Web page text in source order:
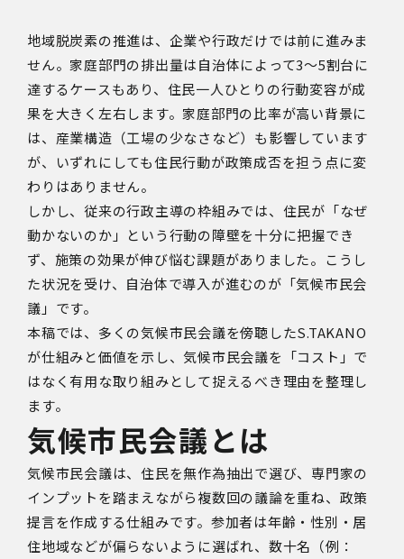
地域脱炭素の推進は、企業や行政だけでは前に進みま
せん。家庭部門の排出量は自治体によって3〜5割台に
達するケースもあり、住民一人ひとりの行動変容が成
果を大きく左右します。家庭部門の比率が高い背景に
は、産業構造（工場の少なさなど）も影響しています
が、いずれにしても住民行動が政策成否を担う点に変
わりはありません。
しかし、従来の行政主導の枠組みでは、住民が「なぜ
動かないのか」という行動の障壁を十分に把握でき
ず、施策の効果が伸び悩む課題がありました。こうし
た状況を受け、自治体で導入が進むのが「気候市民会
議」です。
本稿では、多くの気候市民会議を傍聴したS.TAKANO
が仕組みと価値を示し、気候市民会議を「コスト」で
はなく有用な取り組みとして捉えるべき理由を整理し
ます。
気候市民会議とは
気候市民会議は、住民を無作為抽出で選び、専門家の
インプットを踏まえながら複数回の議論を重ね、政策
提言を作成する仕組みです。参加者は年齢・性別・居
住地域などが偏らないように選ばれ、数十名（例：